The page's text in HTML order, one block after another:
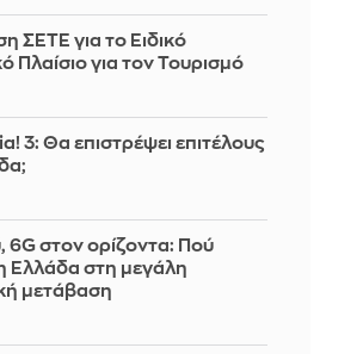
ΣΕΤΕ για το Ειδικό
Πλαίσιο για τον Τουρισμό
3: Θα επιστρέψει επιτέλους
6G στον ορίζοντα: Πού
Ελλάδα στη μεγάλη
μετάβαση